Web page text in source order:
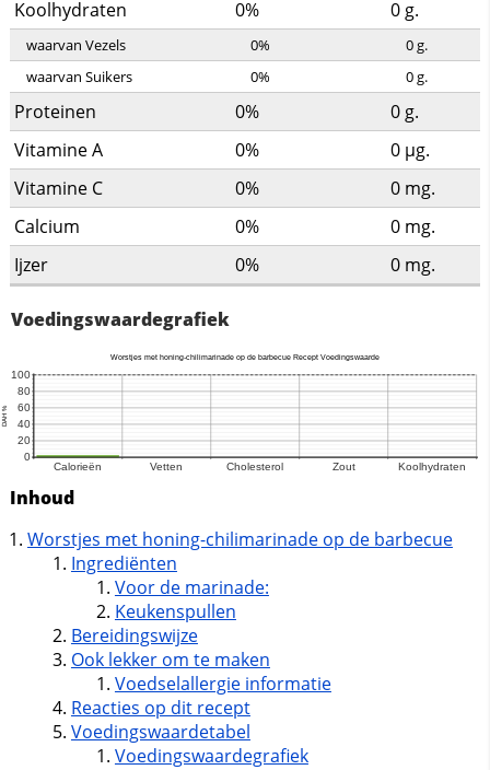
Koolhydraten 0% 0 g.
waarvan Vezels 0% 0g.
waarvan Suikers
0% 0g.
Proteinen 0% 0 g.
Vitamine A
0% 0 µg.
Vitamine C
0% 0 mg.
Calcium
0% 0 mg.
Ijzer
0% 0 mg.
Voedingswaardegrafiek
Inhoud
Worstjes met honing-chilimarinade op de barbecue
Ingrediënten
Voor de marinade:
Keukenspullen
Bereidingswijze
Ook lekker om te maken
Voedselallergie informatie
Reacties op dit recept
Voedingswaardetabel
Voedingswaardegrafiek